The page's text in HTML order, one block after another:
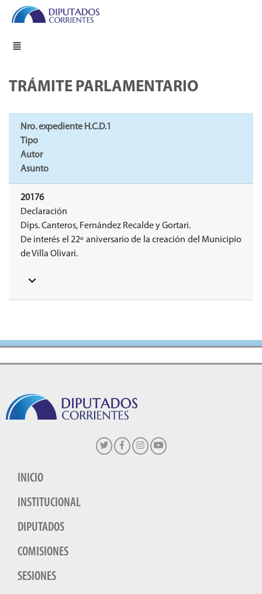
TRÁMITE PARLAMENTARIO
Nro. expediente H.C.D.1
Tipo
Autor
Asunto
20176
Declaración
Dips. Canteros, Fernández Recalde y Gortari.
De interés el 22º aniversario de la creación del Municipio
de Villa Olivari.
INICIO
INSTITUCIONAL
DIPUTADOS
COMISIONES
SESIONES